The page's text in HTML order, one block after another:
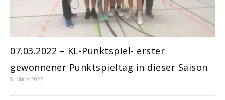
07.03.2022 – KL-Punktspiel- erster
gewonnener Punktspieltag in dieser Saison
8. März 2022